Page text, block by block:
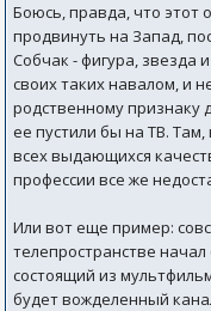
Боюсь, правда, что этот
продвинуть на Запад,
Собчак - фигура, звезда
своих таких навалом, и
родственному признаку
ее пустили бы на ТВ.
всех выдающихся
профессии все же
Или вот еще пример:
телепространстве
состоящий из
будет вожделенный